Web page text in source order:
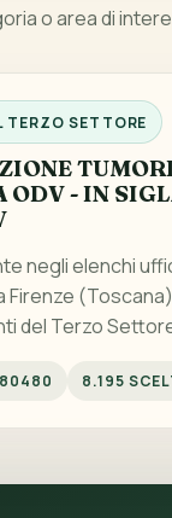
o area di
TERZO SETTORE
ODV - IN
negli elenchi
Firenze
del Terzo
8.195